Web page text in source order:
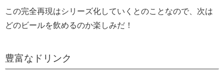
この完全再現はシリーズ化していくとのことなので、次は
どのビールを飲めるのか楽しみだ！
豊富なドリンク